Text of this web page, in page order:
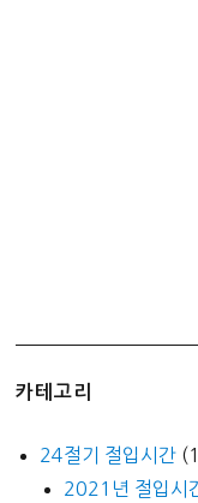
카테고리
24절기 절입시간
2021년 절입시